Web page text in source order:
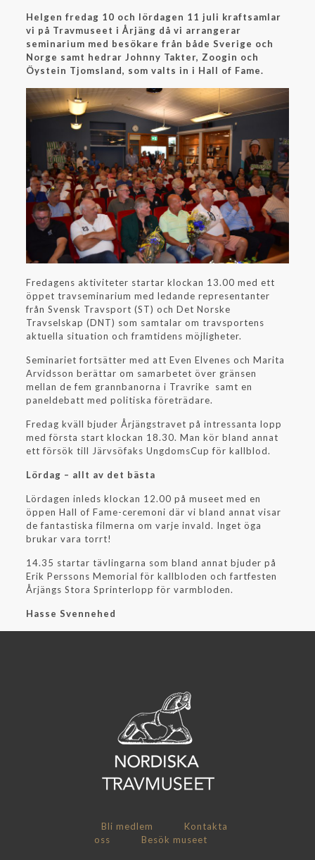
Helgen fredag 10 och lördagen 11 juli kraftsamlar
vi på Travmuseet i Årjäng då vi arrangerar
seminarium med besökare från både Sverige och
Norge samt hedrar Johnny Takter, Zoogin och
Öystein Tjomsland, som valts in i Hall of Fame.
Fredagens aktiviteter startar klockan 13.00 med ett
öppet travseminarium med ledande representanter
från Svensk Travsport (ST) och Det Norske
Travselskap (DNT) som samtalar om travsportens
aktuella situation och framtidens möjligheter.
Seminariet fortsätter med att Even Elvenes och Marita
Arvidsson berättar om samarbetet över gränsen
mellan de fem grannbanorna i Travrike samt en
paneldebatt med politiska företrädare.
Fredag kväll bjuder Årjängstravet på intressanta lopp
med första start klockan 18.30. Man kör bland annat
ett försök till Järvsöfaks UngdomsCup för kallblod.
Lördag – allt av det bästa
Lördagen inleds klockan 12.00 på museet med en
öppen Hall of Fame-ceremoni där vi bland annat visar
de fantastiska filmerna om varje invald. Inget öga
brukar vara torrt!
14.35 startar tävlingarna som bland annat bjuder på
Erik Perssons Memorial för kallbloden och fartfesten
Årjängs Stora Sprinterlopp för varmbloden.
Hasse Svennehed
Bli medlem
Kontakta
oss
Besök museet